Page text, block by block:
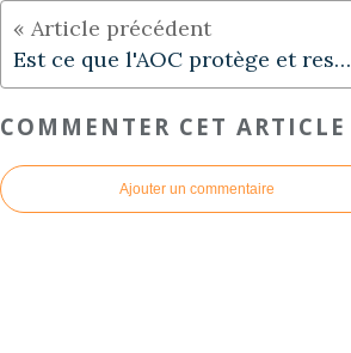
Est ce que l'AOC protège et respecte l'expression du Terroir ?
COMMENTER CET ARTICLE
Ajouter un commentaire